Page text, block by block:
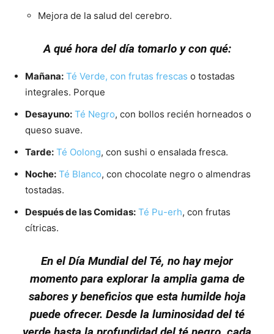
Mejora de la salud del cerebro.
A qué hora del día tomarlo y con qué:
Mañana: Té Verde, con frutas frescas o tostadas
integrales. Porque
Desayuno: Té Negro, con bollos recién horneados o
queso suave.
Tarde: Té Oolong, con sushi o ensalada fresca.
Noche: Té Blanco, con chocolate negro o almendras
tostadas.
Después de las Comidas: Té Pu-erh, con frutas
cítricas.
En el Día Mundial del Té, no hay mejor
momento para explorar la amplia gama de
sabores y beneficios que esta humilde hoja
puede ofrecer. Desde la luminosidad del té